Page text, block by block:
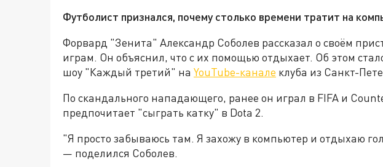
Футболист признался, почему столько времени тратит на
Форвард "Зенита" Александр Соболев рассказал о своём
играм. Он объяснил, что с их помощью отдыхает. Об этом
шоу "Каждый третий" на YouTube-канале клуба из Санкт-
По скандального нападающего, ранее он играл в FIFA и
предпочитает "сыграть катку" в Dota 2.
"Я просто забываюсь там. Я захожу в компьютер и отдыхаю
— поделился Соболев.